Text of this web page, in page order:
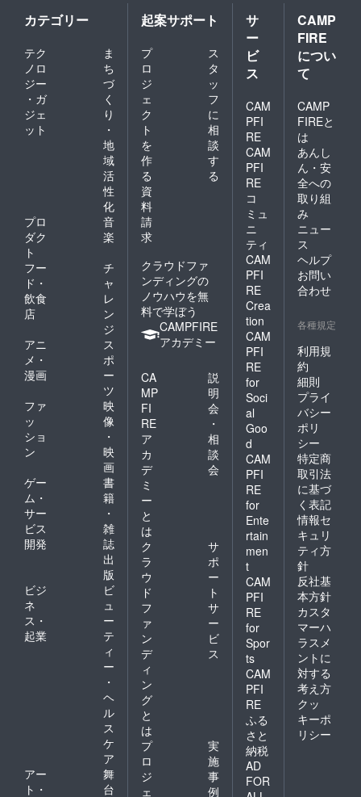
カテゴリー
テク
ノロ
ジー
・ガ
ジェ
ット
ま
ち
づ
く
り
・
地
域
活
性
化
プロ
ダク
ト
音
楽
フー
ド・
飲食
店
チ
ャ
レ
ン
ジ
アニ
メ・
漫画
ス
ポ
ー
ツ
ファ
ッ
ショ
ン
映
像
・
映
画
ゲー
ム・
サー
ビス
開発
書
籍
・
雑
誌
出
版
ビジ
ネ
ス・
起業
ビ
ュ
ー
テ
ィ
ー
・
ヘ
ル
ス
ケ
ア
アー
ト・
舞
台
起案サポート
プ
ロ
ジ
ェ
ク
ト
を
作
る
ス
タ
ッ
フ
に
相
談
す
る
資
料
請
求
クラウドファ
ンディングの
ノウハウを無
料で学ぼう
CAMPFIRE
アカデミー
CA
MP
FI
RE
ア
カ
デ
ミ
ー
と
は
説
明
会
・
相
談
会
ク
ラ
ウ
ド
フ
ァ
ン
デ
ィ
ン
グ
と
は
サ
ポ
ー
ト
サ
ー
ビ
ス
プ
ロ
ジ
ェ
実
施
事
例
サ
ー
ビ
ス
CAM
PFI
RE
CAM
PFI
RE
コ
ミュ
ニ
ティ
CAM
PFI
RE
Crea
tion
CAM
PFI
RE
for
Soci
al
Goo
d
CAM
PFI
RE
for
Ente
rtain
men
t
CAM
PFI
RE
for
Spor
ts
CAM
PFI
RE
ふる
さと
納税
AD
FOR
CAMP
FIRE
につい
て
CAMP
FIREと
は
あんし
ん・安
全への
取り組
み
ニュー
ス
ヘルプ
お問い
合わせ
各種規定
利用規
約
細則
プライ
バシー
ポリ
シー
特定商
取引法
に基づ
く表記
情報セ
キュリ
ティ方
針
反社基
本方針
カスタ
マーハ
ラスメ
ントに
対する
考え方
クッ
キーポ
リシー